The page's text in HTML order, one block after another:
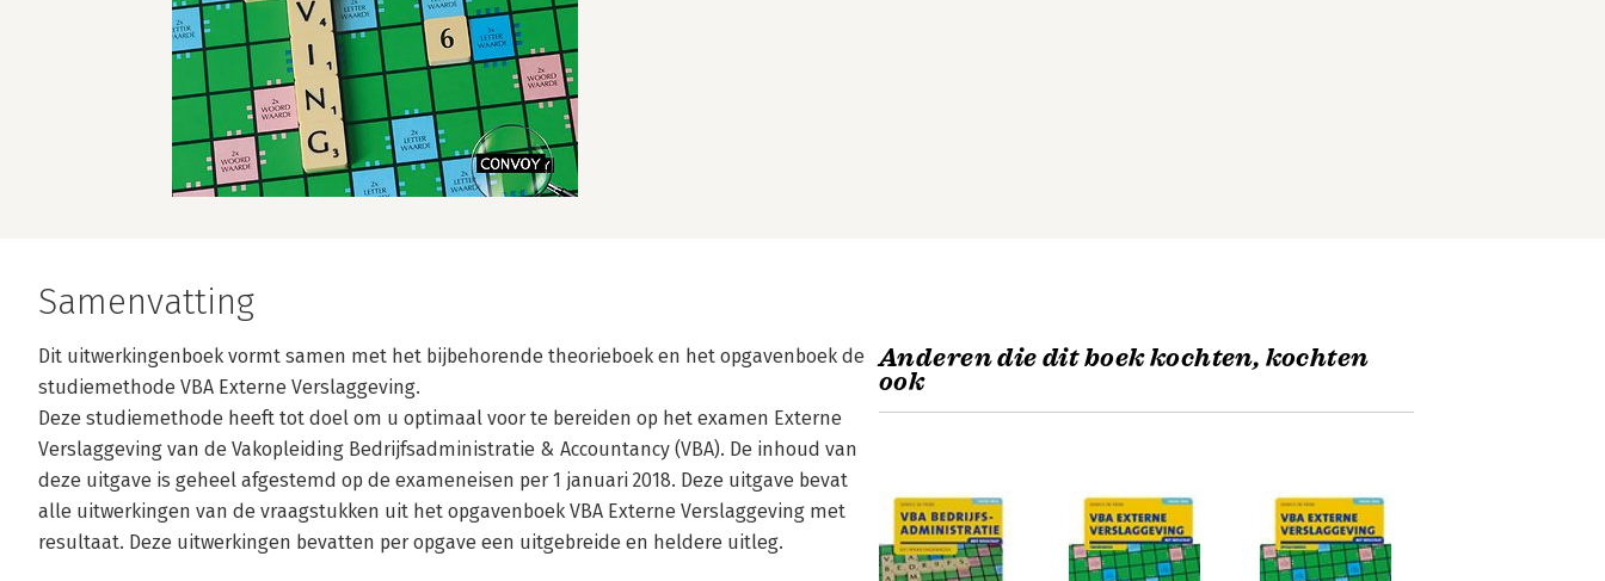
Samenvatting
Dit uitwerkingenboek vormt samen met het bijbehorende theorieboek en het opgavenboek de
studiemethode VBA Externe Verslaggeving.
Deze studiemethode heeft tot doel om u optimaal voor te bereiden op het examen Externe
Verslaggeving van de Vakopleiding Bedrijfsadministratie & Accountancy (VBA). De inhoud van
deze uitgave is geheel afgestemd op de exameneisen per 1 januari 2018. Deze uitgave bevat
alle uitwerkingen van de vraagstukken uit het opgavenboek VBA Externe Verslaggeving met
resultaat. Deze uitwerkingen bevatten per opgave een uitgebreide en heldere uitleg.
Anderen die dit boek kochten, kochten
ook